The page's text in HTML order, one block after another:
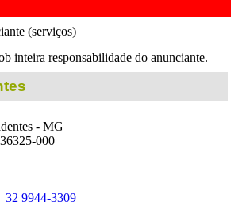
(serviços)
inteira responsabilidade do anunciante.
- MG
000
32 9944-3309